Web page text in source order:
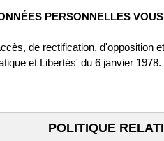
PERSONNELLES
de rectification, d'opposition
et Libertés' du 6 janvier
POLITIQUE